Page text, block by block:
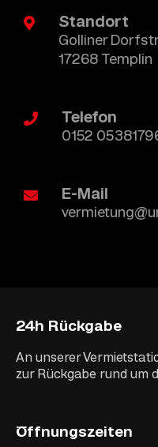
Standort
Golliner
17268 Templin
Telefon
0152
E-Mail
24h Rückgabe
An unserer
zur Rückgabe rund um
Öffnungszeiten